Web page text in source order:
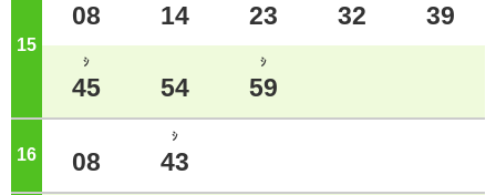
15 ジ
08 14 23 32 39
ｼ
45 54
ｼ
59
16 08
ｼ
43